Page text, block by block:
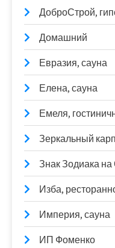
ДоброСтрой,
Домашний
Евразия, сауна
Елена, сауна
Емеля,
Зеркальный
Знак Зодиака
Изба,
Империя, сауна
ИП Фоменко